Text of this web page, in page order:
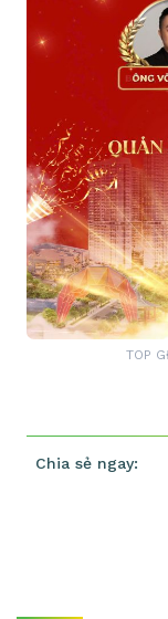
TOP
Chia sẻ ngay: